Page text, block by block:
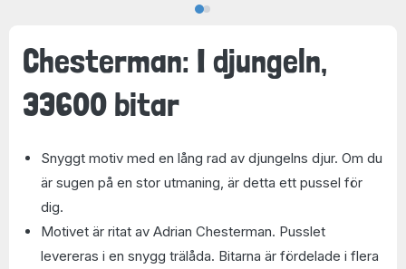
Chesterman: I djungeln,
33600 bitar
Snyggt motiv med en lång rad av djungelns djur. Om du
är sugen på en stor utmaning, är detta ett pussel för
dig.
Motivet är ritat av Adrian Chesterman. Pusslet
levereras i en snygg trälåda. Bitarna är fördelade i flera